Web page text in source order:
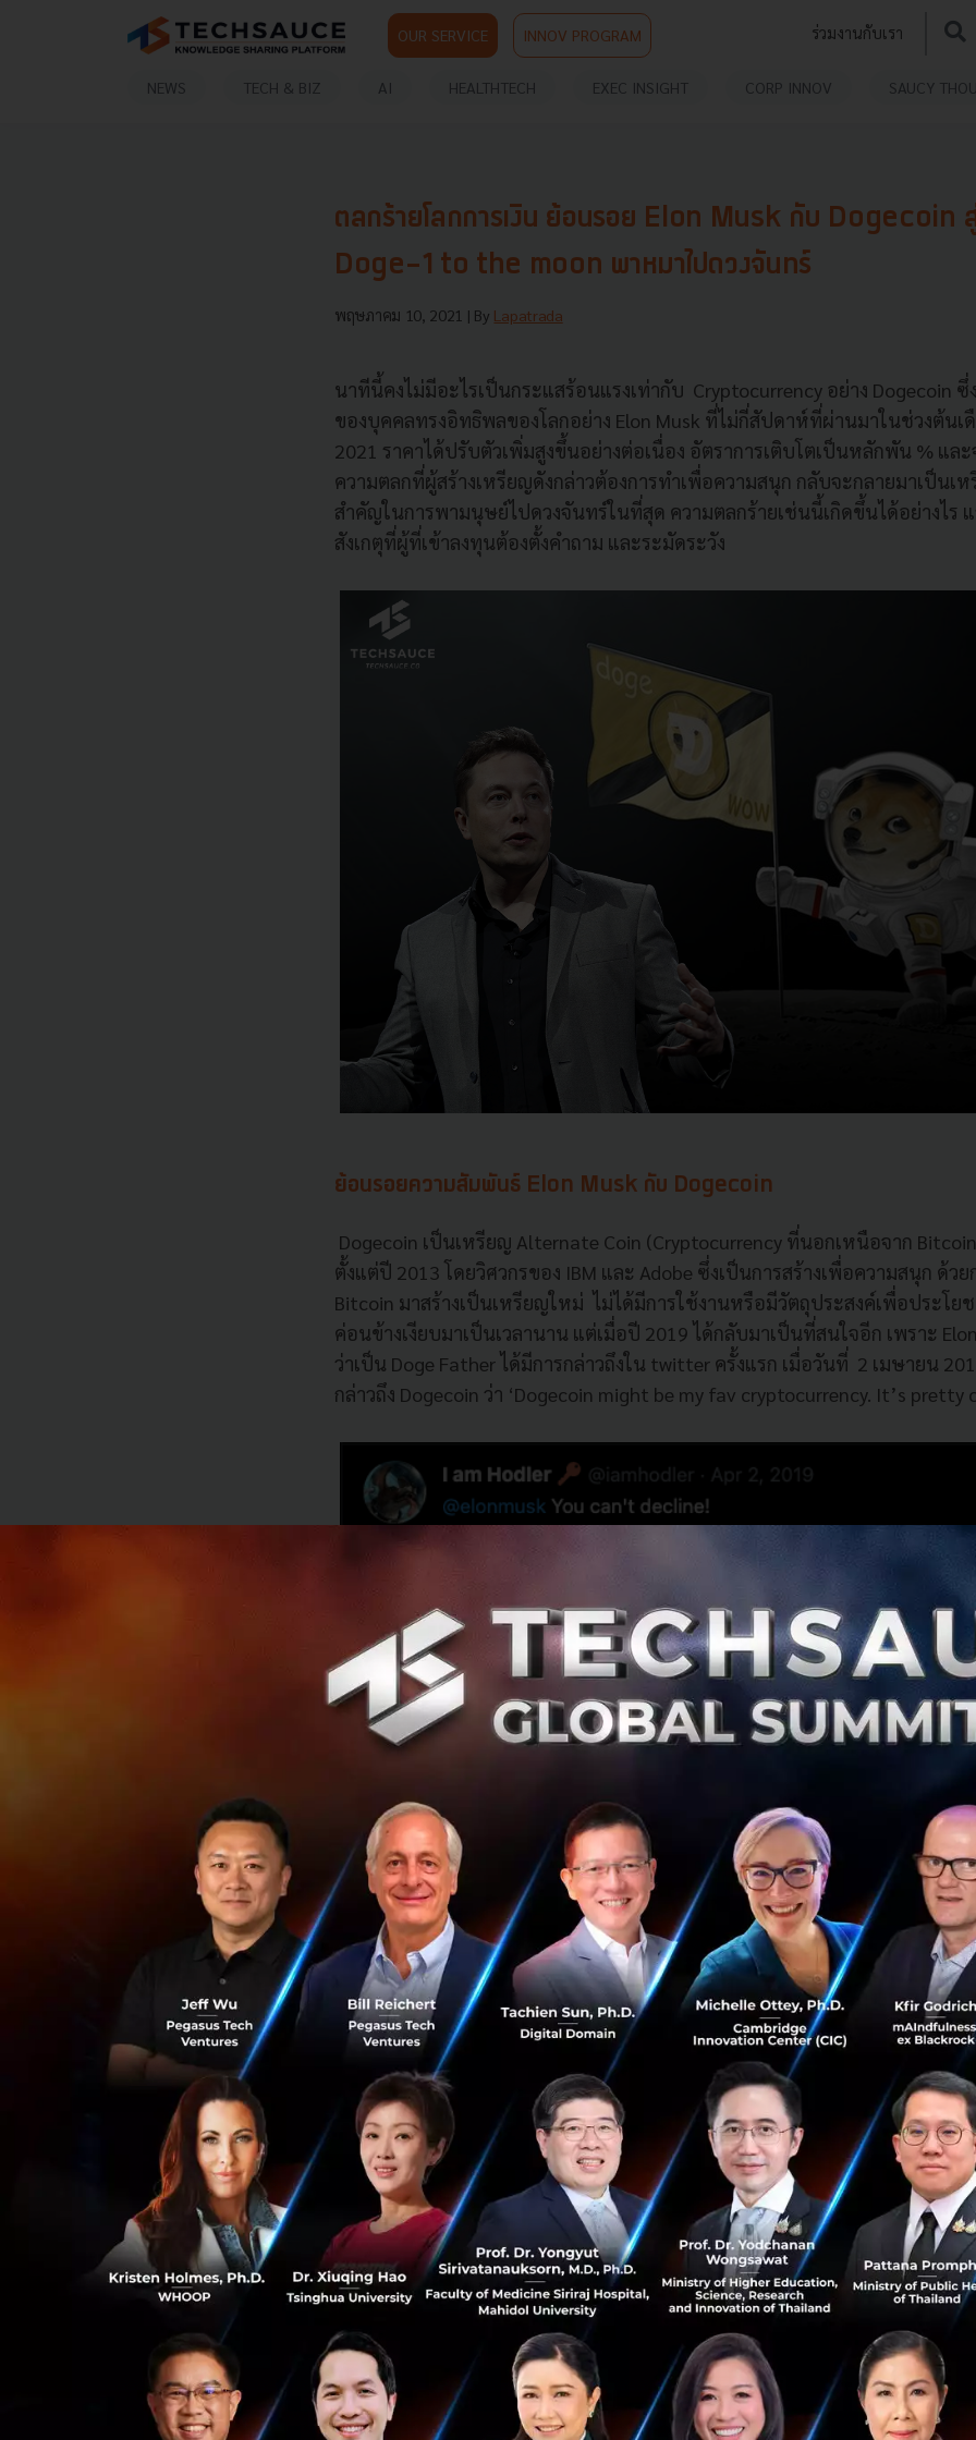
OUR SERVICE INNOV PROGRAM ร่วมงานกับเรา
NEWS TECH & BIZ AI HEALTHTECH EXEC INSIGHT CORP INNOV SAUCY
0
ตลกร้ายโลกการเงิน ย้อนรอย Elon Musk กับ Dogecoin
Doge-1 to the moon พาหมาไปดวงจันทร์
พฤษภาคม 10, 2021 | By Lapatrada
นาทีนี้คงไม่มีอะไรเป็นกระแสร้อนแรงเท่ากับ Cryptocurrency อย่าง Dogecoin
ของบุคคลทรงอิทธิพลของโลกอย่าง Elon Musk ที่ไม่กี่สัปดาห์ที่ผ่านมาในช่วงต้น
2021 ราคาได้ปรับตัวเพิ่มสูงขึ้นอย่างต่อเนื่อง อัตราการเติบโตเป็นหลักพัน % แล
ความตลกที่ผู้สร้างเหรียญดังกล่าวต้องการทำเพื่อความสนุก กลับจะกลายมาเป็น
สำคัญในการพามนุษย์ไปดวงจันทร์ในที่สุด ความตลกร้ายเช่นนี้เกิดขึ้นได้อย่างไร
สังเกตุที่ผู้ที่เข้าลงทุนต้องตั้งคำถาม และระมัดระวัง
ย้อนรอยความสัมพันธ์ Elon Musk กับ Dogecoin
Dogecoin เป็นเหรียญ Alternate Coin (Cryptocurrency ที่นอกเหนือจาก
ตั้งแต่ปี 2013 โดยวิศวกรของ IBM และ Adobe ซึ่งเป็นการสร้างเพื่อความสนุก ด้วย
Bitcoin มาสร้างเป็นเหรียญใหม่ ไม่ได้มีการใช้งานหรือมีวัตถุประสงค์เพื่อประโยช
ค่อนข้างเงียบมาเป็นเวลานาน แต่เมื่อปี 2019 ได้กลับมาเป็นที่สนใจอีก เพราะ
ว่าเป็น Doge Father ได้มีการกล่าวถึงใน twitter ครั้งแรก เมื่อวันที่ 2 เมษายน
กล่าวถึง Dogecoin ว่า ‘Dogecoin might be my fav cryptocurrency. It’s pretty
ต่อมา Elon Musk ได้มีการพูดถึง Dogecoin อีกครั้งผ่านทาง twitter ในวันที่ 17 ก
เขาได้แชร์ Meme เป็นรูปพายุ Dogecoin Standard กำลังมาวิ่งมาหาเมืองที่เป็น
System พร้อมแคปชั่นว่า It’s inevitable